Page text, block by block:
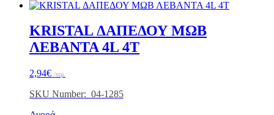
KRISTAL ΔΑΠΕΔΟΥ ΜΩΒ
ΛΕΒΑΝΤΑ 4L 4Τ
2,94€ /τεμ.
SKU Number: 04-1285